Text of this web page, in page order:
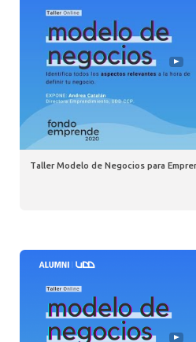
Taller Modelo de Negocios para